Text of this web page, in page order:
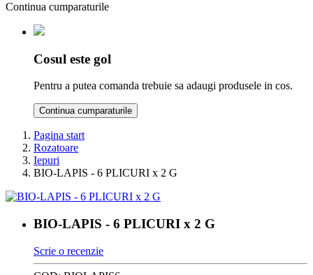
Continua cumparaturile
Cosul este gol
Pentru a putea comanda trebuie sa adaugi produsele in cos.
Continua cumparaturile
Pagina start
Rozatoare
Iepuri
BIO-LAPIS - 6 PLICURI x 2 G
BIO-LAPIS - 6 PLICURI x 2 G
Scrie o recenzie